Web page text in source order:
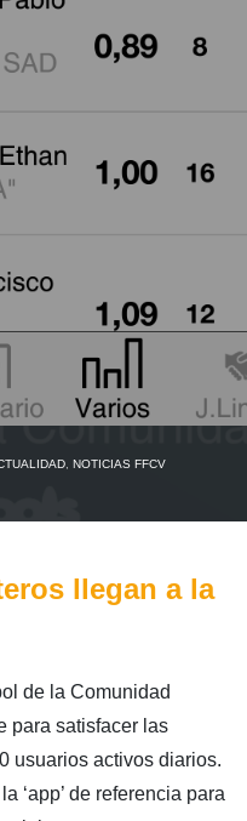
, NOTICIAS FFCV
llegan a la
de la Comunidad
para satisfacer las
usuarios activos diarios.
‘app’ de referencia para